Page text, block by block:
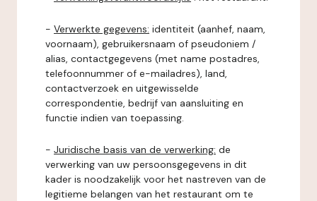
- Verwerkte gegevens: identiteit (aanhef, naam,
voornaam), gebruikersnaam of pseudoniem /
alias, contactgegevens (met name postadres,
telefoonnummer of e-mailadres), land,
contactverzoek en uitgewisselde
correspondentie, bedrijf van aansluiting en
functie indien van toepassing.
- Juridische basis van de verwerking: de
verwerking van uw persoonsgegevens in dit
kader is noodzakelijk voor het nastreven van de
legitieme belangen van het restaurant om te